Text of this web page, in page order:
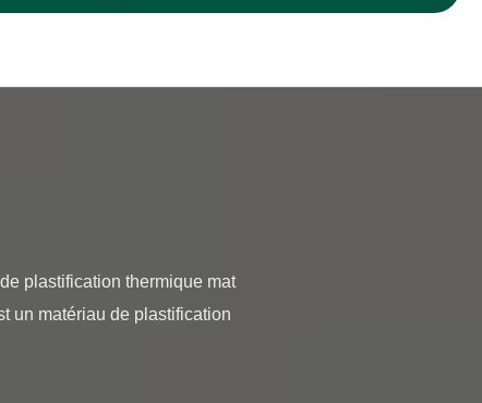
un matériau de plastification